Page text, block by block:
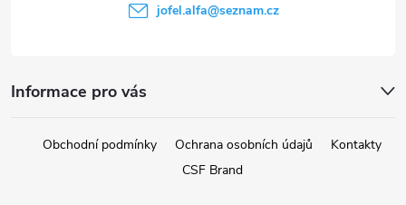
Informace pro vás
jofel.alfa@seznam.cz
Obchodní podmínky Ochrana osobních údajů
Kontakty
CSF Brand